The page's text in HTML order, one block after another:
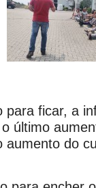
para ficar, a
último
aumento do